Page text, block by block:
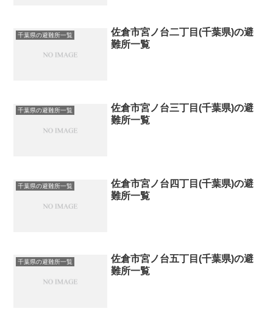
千葉県の避難所一覧
佐倉市宮ノ台二丁目(千葉県)の避
難所一覧
千葉県の避難所一覧
佐倉市宮ノ台三丁目(千葉県)の避
難所一覧
千葉県の避難所一覧
佐倉市宮ノ台四丁目(千葉県)の避
難所一覧
千葉県の避難所一覧
佐倉市宮ノ台五丁目(千葉県)の避
難所一覧